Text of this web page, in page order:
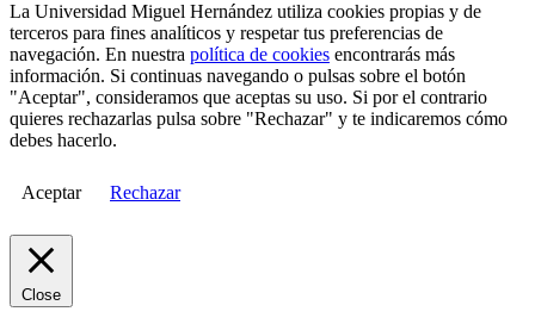
La Universidad Miguel Hernández utiliza cookies propias y de
terceros para fines analíticos y respetar tus preferencias de
navegación. En nuestra política de cookies encontrarás más
información. Si continuas navegando o pulsas sobre el botón
"Aceptar", consideramos que aceptas su uso. Si por el contrario
quieres rechazarlas pulsa sobre "Rechazar" y te indicaremos cómo
debes hacerlo.
Aceptar Rechazar
Close